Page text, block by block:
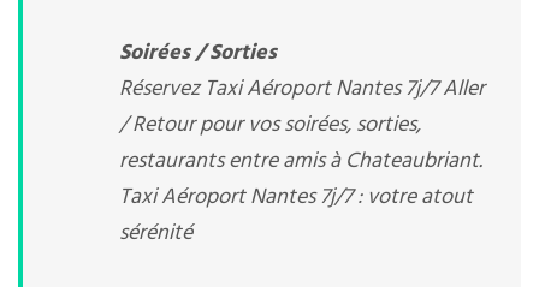
Soirées / Sorties
Réservez Taxi Aéroport Nantes 7j/7 Aller
/ Retour pour vos soirées, sorties,
restaurants entre amis à Chateaubriant.
Taxi Aéroport Nantes 7j/7 : votre atout
sérénité